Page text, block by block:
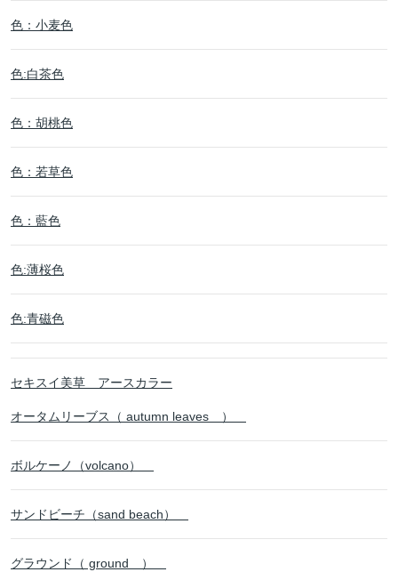
色：小麦色
色:白茶色
色：胡桃色
色：若草色
色：藍色
色:薄桜色
色:青磁色
セキスイ美草 アースカラー
オータムリーブス（ autumn leaves ）
ボルケーノ（volcano）
サンドビーチ（sand beach）
グラウンド（ ground ）